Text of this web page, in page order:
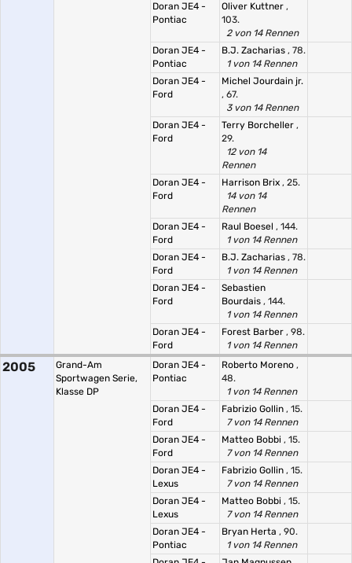
Doran JE4 -
Pontiac
Oliver Kuttner ,
103.
2 von 14 Rennen
Doran JE4 -
Pontiac
B.J. Zacharias , 78.
1 von 14 Rennen
Doran JE4 -
Ford
Michel Jourdain jr.
, 67.
3 von 14 Rennen
Doran JE4 -
Ford
Terry Borcheller ,
29.
12 von 14
Rennen
Doran JE4 -
Ford
Harrison Brix , 25.
14 von 14
Rennen
Doran JE4 -
Ford
Raul Boesel , 144.
1 von 14 Rennen
Doran JE4 -
Ford
B.J. Zacharias , 78.
1 von 14 Rennen
Doran JE4 -
Ford
Sebastien
Bourdais , 144.
1 von 14 Rennen
Doran JE4 -
Ford
Forest Barber , 98.
1 von 14 Rennen
2005
Grand-Am
Sportwagen Serie,
Klasse DP
Doran JE4 -
Pontiac
Roberto Moreno ,
48.
1 von 14 Rennen
Doran JE4 -
Ford
Fabrizio Gollin , 15.
7 von 14 Rennen
Doran JE4 -
Ford
Matteo Bobbi , 15.
7 von 14 Rennen
Doran JE4 -
Lexus
Fabrizio Gollin , 15.
7 von 14 Rennen
Doran JE4 -
Lexus
Matteo Bobbi , 15.
7 von 14 Rennen
Doran JE4 -
Pontiac
Bryan Herta , 90.
1 von 14 Rennen